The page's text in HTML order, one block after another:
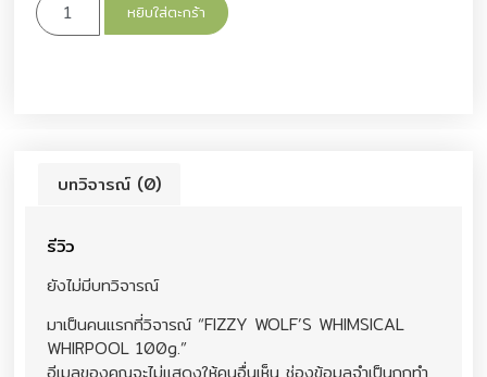
หยิบใส่ตะกร้า
บทวิจารณ์ (0)
รีวิว
ยังไม่มีบทวิจารณ์
มาเป็นคนแรกที่วิจารณ์ “FIZZY WOLF’S WHIMSICAL
WHIRPOOL 100g.”